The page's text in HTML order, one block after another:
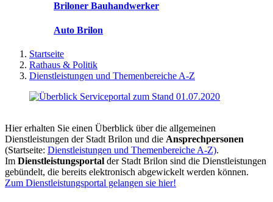
Briloner Bauhandwerker
Auto Brilon
Startseite
Rathaus & Politik
Dienstleistungen und Themenbereiche A-Z
Hier erhalten Sie einen Überblick über die allgemeinen
Dienstleistungen der Stadt Brilon und die Ansprechpersonen
(Startseite: Dienstleistungen und Themenbereiche A-Z).
Im Dienstleistungsportal der Stadt Brilon sind die Dienstleistungen
gebündelt, die bereits elektronisch abgewickelt werden können.
Zum Dienstleistungsportal gelangen sie hier!